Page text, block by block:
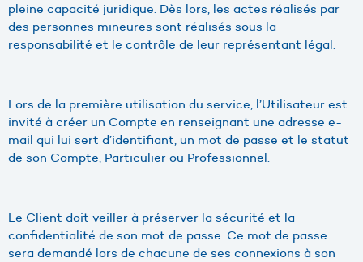
pleine capacité juridique. Dès lors, les actes réalisés par
des personnes mineures sont réalisés sous la
responsabilité et le contrôle de leur représentant légal.
Lors de la première utilisation du service, l’Utilisateur est
invité à créer un Compte en renseignant une adresse e-
mail qui lui sert d’identifiant, un mot de passe et le statut
de son Compte, Particulier ou Professionnel.
Le Client doit veiller à préserver la sécurité et la
confidentialité de son mot de passe. Ce mot de passe
sera demandé lors de chacune de ses connexions à son